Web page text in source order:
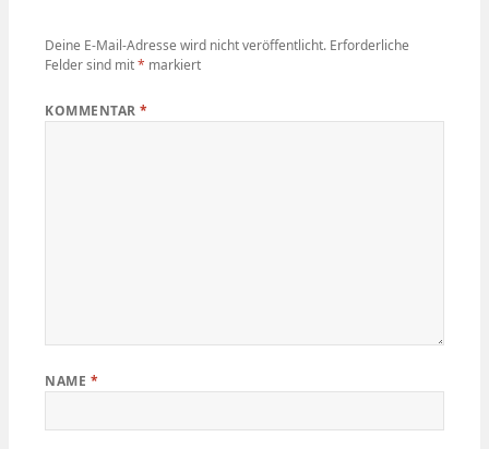
Deine E-Mail-Adresse wird nicht veröffentlicht. Erforderliche
Felder sind mit* markiert
KOMMENTAR*
NAME *